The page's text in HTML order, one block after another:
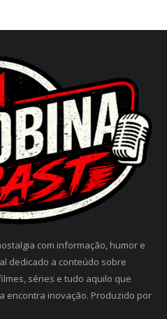
com informação, humor e
dedicado a conteúdo sobre
séries e tudo aquilo que
encontra inovação. Produzido por